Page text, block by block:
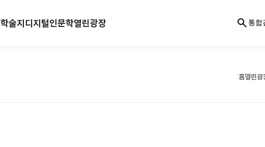
학술지디지털인문학열린광장 통합
홈열린광